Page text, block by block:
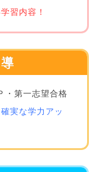
習内容！
・第一志望合格
確実な学力アッ